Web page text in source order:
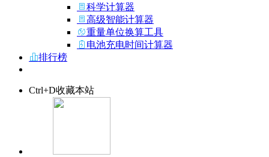
科学计算器
高级智能计算器
重量单位换算工具
电池充电时间计算器
排行榜
Ctrl+D收藏本站